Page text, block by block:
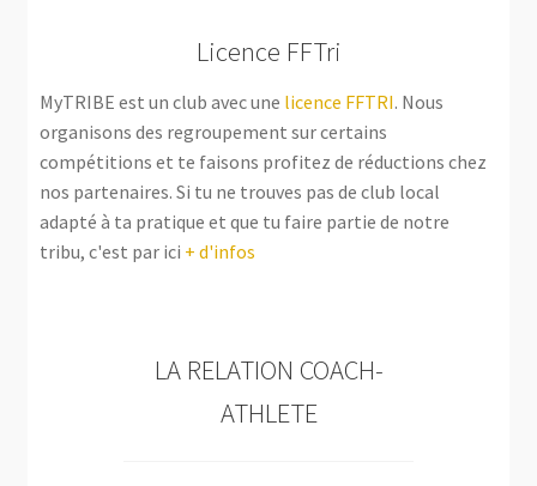
Licence FFTri
MyTRIBE est un club avec une licence FFTRI. Nous
organisons des regroupement sur certains
compétitions et te faisons profitez de réductions chez
nos partenaires. Si tu ne trouves pas de club local
adapté à ta pratique et que tu faire partie de notre
tribu, c'est par ici + d'infos
LA RELATION COACH-
ATHLETE